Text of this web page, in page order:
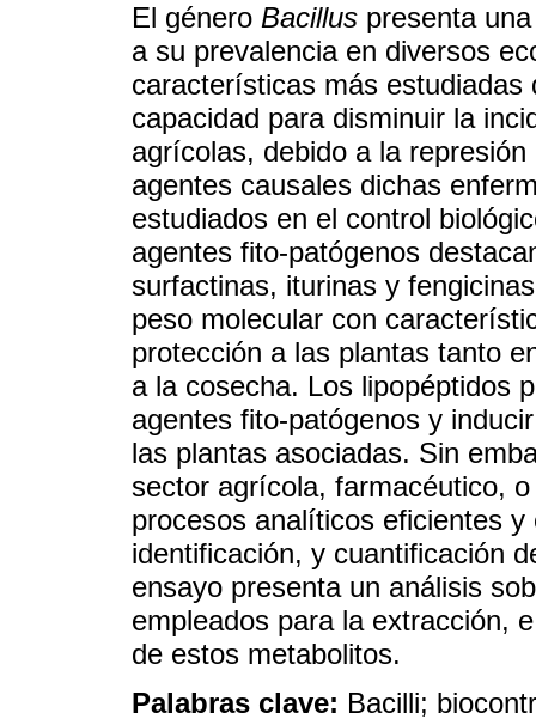
El género Bacillus presenta
a su prevalencia en diversos
características más
capacidad para disminuir la
agrícolas, debido a la
agentes causales dichas
estudiados en el control
agentes fito-patógenos
surfactinas, iturinas y
peso molecular con
protección a las plantas tanto
a la cosecha. Los lipopéptidos
agentes fito-patógenos y
las plantas asociadas. Sin
sector agrícola, farmacéutico,
procesos analíticos eficientes
identificación, y cuantificación
ensayo presenta un análisis
empleados para la extracción,
de estos metabolitos.
Palabras clave: Bacilli;